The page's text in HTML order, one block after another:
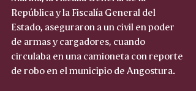
República y la Fiscalía General del
Estado, aseguraron a un civil en poder
de armas y cargadores, cuando
circulaba en una camioneta con reporte
de robo en el municipio de Angostura.